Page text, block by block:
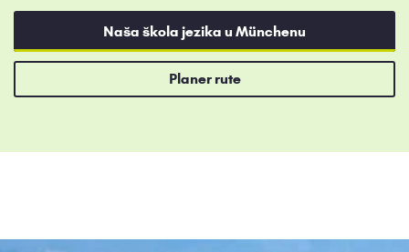
Naša škola jezika u Münchenu
Planer rute